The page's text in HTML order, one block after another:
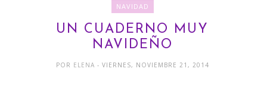
NAVIDAD
UN CUADERNO MUY
NAVIDEÑO
POR ELENA - VIERNES, NOVIEMBRE 21, 2014